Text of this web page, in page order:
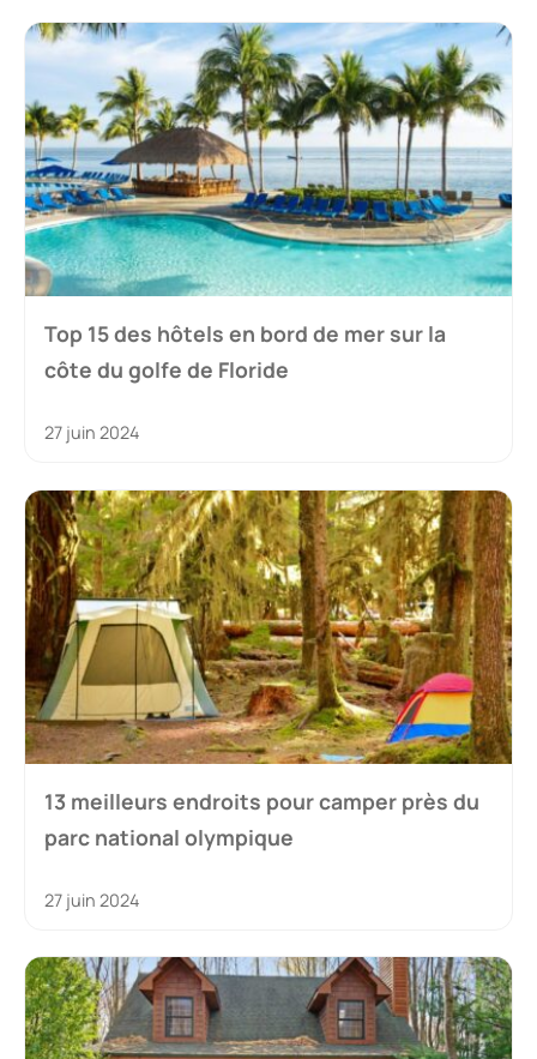
Top 15 des hôtels en bord de mer sur la
côte du golfe de Floride
27 juin 2024
13 meilleurs endroits pour camper près du
parc national olympique
27 juin 2024